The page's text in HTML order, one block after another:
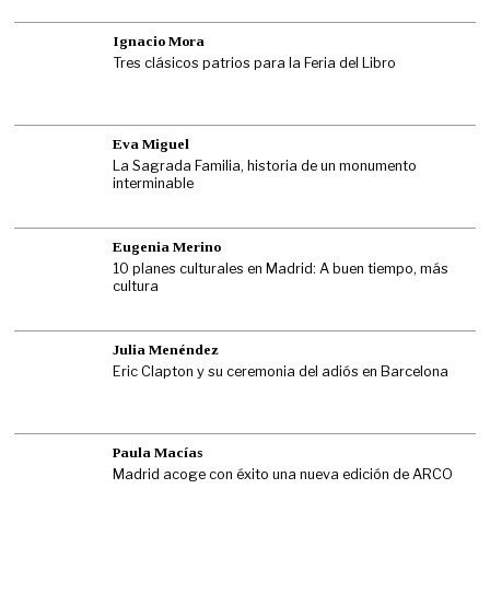
Ignacio Mora
Tres clásicos patrios para la Feria del Libro
Eva Miguel
La Sagrada Familia, historia de un monumento
interminable
Eugenia Merino
10 planes culturales en Madrid: A buen tiempo, más
cultura
Julia Menéndez
Eric Clapton y su ceremonia del adiós en Barcelona
Paula Macías
Madrid acoge con éxito una nueva edición de ARCO